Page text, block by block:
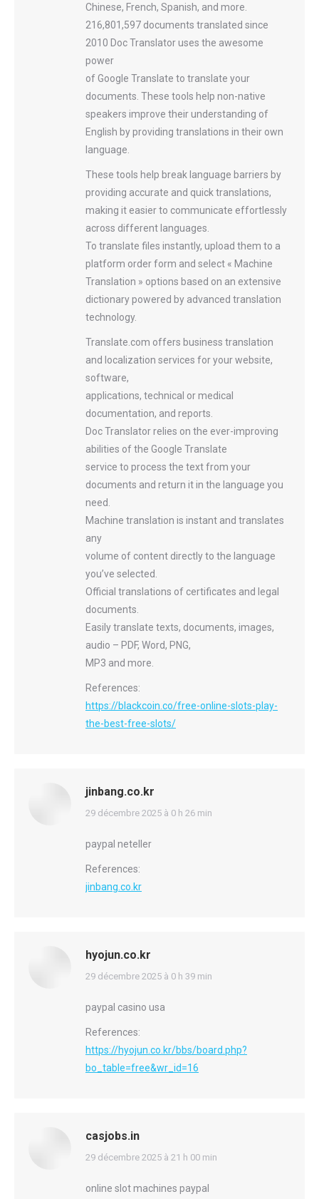
Chinese, French, Spanish, and more.
216,801,597 documents translated since
2010 Doc Translator uses the awesome
power
of Google Translate to translate your
documents. These tools help non-native
speakers improve their understanding of
English by providing translations in their own
language.
These tools help break language barriers by
providing accurate and quick translations,
making it easier to communicate effortlessly
across different languages.
To translate files instantly, upload them to a
platform order form and select « Machine
Translation » options based on an extensive
dictionary powered by advanced translation
technology.
Translate.com offers business translation
and localization services for your website,
software,
applications, technical or medical
documentation, and reports.
Doc Translator relies on the ever-improving
abilities of the Google Translate
service to process the text from your
documents and return it in the language you
need.
Machine translation is instant and translates
any
volume of content directly to the language
you’ve selected.
Official translations of certificates and legal
documents.
Easily translate texts, documents, images,
audio – PDF, Word, PNG,
MP3 and more.
References:
https://blackcoin.co/free-online-slots-play-
the-best-free-slots/
jinbang.co.kr
says:
29 décembre 2025 à 0 h 26 min
paypal neteller
References:
jinbang.co.kr
hyojun.co.kr
says:
29 décembre 2025 à 0 h 39 min
paypal casino usa
References:
https://hyojun.co.kr/bbs/board.php?
bo_table=free&wr_id=16
casjobs.in
says:
29 décembre 2025 à 21 h 00 min
online slot machines paypal